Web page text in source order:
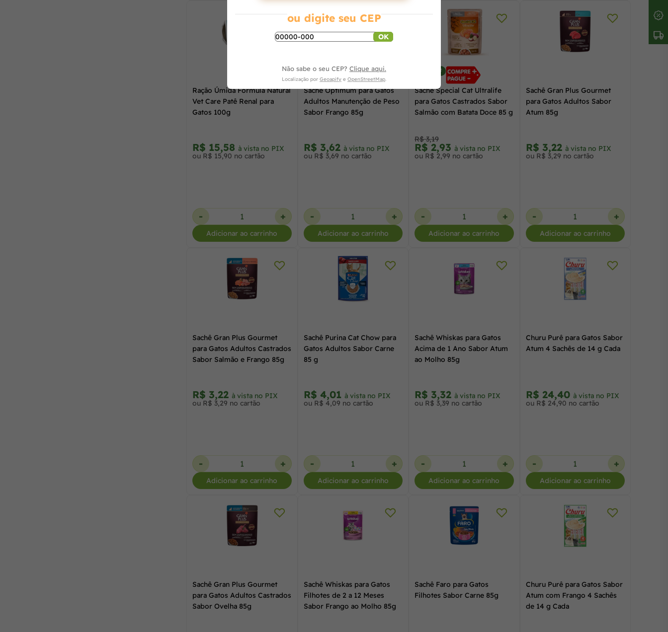
Ração Úmida Fórmula Natural
Vet Care Patê Renal para
Gatos 100g
R$ 15,58 à vista no PIX
ou R$ 15,90 no cartão
- +
Adicionar ao carrinho
Sachê Optimum para Gatos
Adultos Manutenção de Peso
Sabor Frango 85g
R$ 3,62 à vista no PIX
ou R$ 3,69 no cartão
- +
Adicionar ao carrinho
6% OFF
Sachê Special Cat Ultralife
para Gatos Castrados Sabor
Salmão com Batata Doce 85 g
R$ 3,19
R$ 2,93 à vista no PIX
ou R$ 2,99 no cartão
- +
Adicionar ao carrinho
Sachê Gran Plus Gourmet
para Gatos Adultos Sabor
Atum 85g
R$ 3,22 à vista no PIX
ou R$ 3,29 no cartão
- +
Adicionar ao carrinho
Sachê Gran Plus Gourmet
para Gatos Adultos Castrados
Sabor Salmão e Frango 85g
R$ 3,22 à vista no PIX
ou R$ 3,29 no cartão
- +
Adicionar ao carrinho
Sachê Purina Cat Chow para
Gatos Adultos Sabor Carne
85 g
R$ 4,01 à vista no PIX
ou R$ 4,09 no cartão
- +
Adicionar ao carrinho
Sachê Whiskas para Gatos
Acima de 1 Ano Sabor Atum
ao Molho 85g
R$ 3,32 à vista no PIX
ou R$ 3,39 no cartão
- +
Adicionar ao carrinho
Churu Purê para Gatos Sabor
Atum 4 Sachês de 14 g Cada
R$ 24,40 à vista no PIX
ou R$ 24,90 no cartão
- +
Adicionar ao carrinho
Sachê Gran Plus Gourmet
para Gatos Adultos Castrados
Sabor Ovelha 85g
Sachê Whiskas para Gatos
Filhotes de 2 a 12 Meses
Sabor Frango ao Molho 85g
Sachê Faro para Gatos
Filhotes Sabor Carne 85g
Churu Purê para Gatos Sabor
Atum com Frango 4 Sachês
de 14 g Cada
ou digite seu CEP
OK
Não sabe o seu CEP? Clique aqui.
Localização por Geoapify e OpenStreetMap.